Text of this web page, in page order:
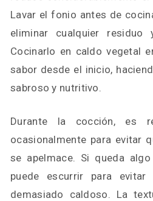
Lavar el fonio antes de
eliminar cualquier
Cocinarlo en caldo vegetal
sabor desde el inicio,
sabroso y nutritivo.
Durante la cocción, es
ocasionalmente para evitar
se apelmace. Si queda
puede escurrir para
demasiado caldoso. La